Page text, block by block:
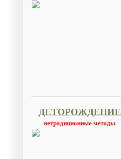
ДЕТОРОЖДЕНИЕ
нетрадиционные методы